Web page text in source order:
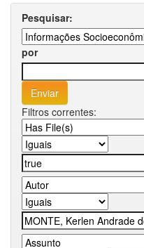
Pesquisar:
por
Filtros correntes: